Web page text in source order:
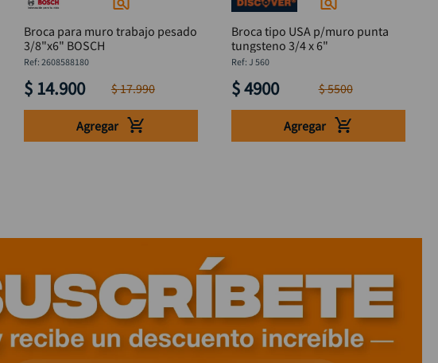
Broca para muro trabajo pesado
3/8"x6" BOSCH
:2608588180
$ 14.900 $17.990
Agregar
Broca tipo USA p/muro punta
tungsteno 3/4 x 6"
:J 560
$4900 $5500
Agregar